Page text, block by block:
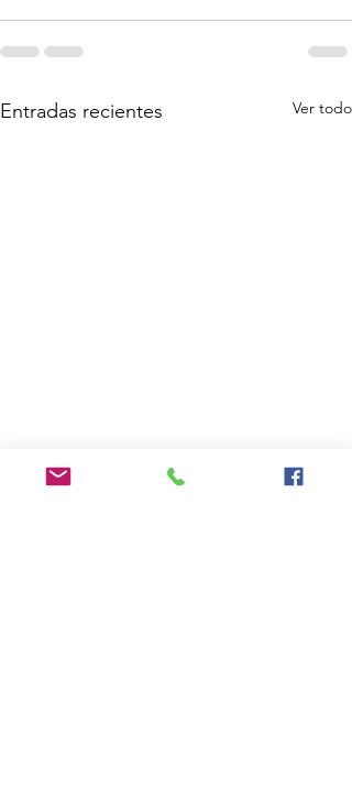
Entradas recientes Ver todo